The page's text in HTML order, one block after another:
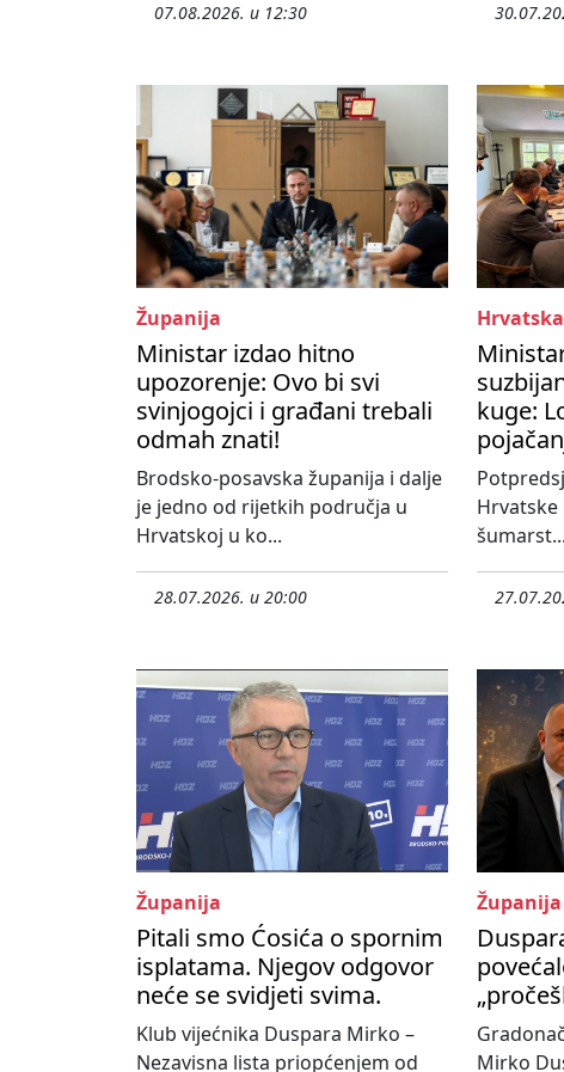
07.08.2026. u 12:30
Županija
Ministar izdao hitno
upozorenje: Ovo bi svi
svinjogojci i građani trebali
odmah znati!
Brodsko-posavska županija i dalje
je jedno od rijetkih područja u
Hrvatskoj u ko...
28.07.2026. u 20:00
Hrvatska
kuge:
šumarst...
Županija
Pitali smo Ćosića o spornim
isplatama. Njegov odgovor
neće se svidjeti svima.
Klub vijećnika Duspara Mirko –
Nezavisna lista priopćenjem od
Županija
Mirko